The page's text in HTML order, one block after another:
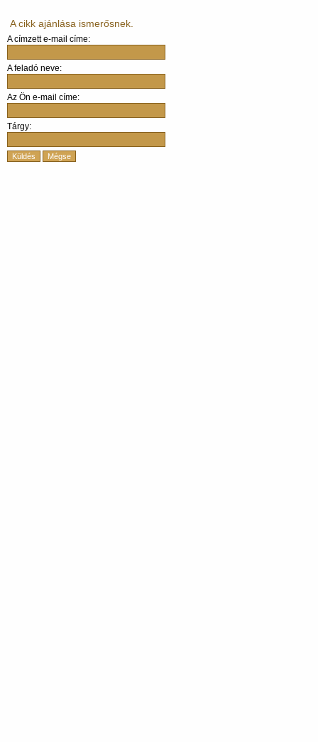
A cikk ajánlása ismerősnek.
A címzett e-mail címe:
A feladó neve:
Az Ön e-mail címe:
Tárgy:
Küldés Mégse